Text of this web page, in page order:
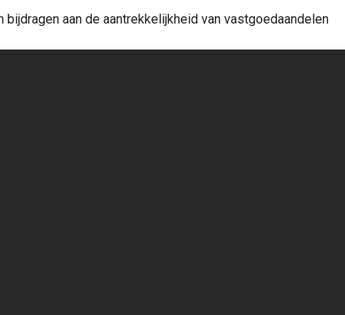
aan de aantrekkelijkheid van vastgoedaandelen